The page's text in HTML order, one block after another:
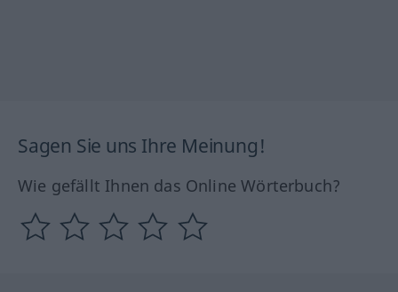
Sagen Sie uns Ihre Meinung!
Wie gefällt Ihnen das Online Wörterbuch?